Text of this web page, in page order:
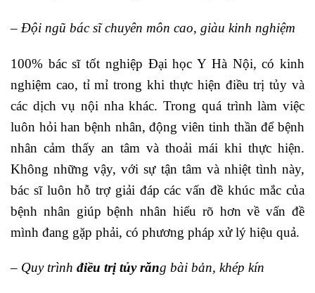
– Đội ngũ bác sĩ chuyên môn cao, giàu kinh nghiệm
100% bác sĩ tốt nghiệp Đại học Y Hà Nội, có kinh
nghiệm cao, tỉ mỉ trong khi thực hiện điều trị tủy và
các dịch vụ nội nha khác. Trong quá trình làm việc
luôn hỏi han bệnh nhân, động viên tinh thần để bệnh
nhân cảm thấy an tâm và thoải mái khi thực hiện.
Không những vậy, với sự tận tâm và nhiệt tình này,
bác sĩ luôn hỗ trợ giải đáp các vấn đề khúc mắc của
bệnh nhân giúp bệnh nhân hiểu rõ hơn về vấn đề
mình đang gặp phải, có phương pháp xử lý hiệu quả.
– Quy trình điều trị tủy răng bài bản, khép kín